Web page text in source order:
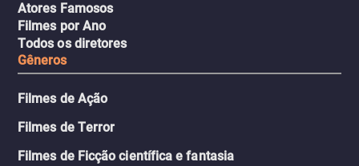
Atores Famosos
Filmes por Ano
Todos os diretores
Gêneros
Filmes de Ação
Filmes de Terror
Filmes de Ficção científica e fantasia